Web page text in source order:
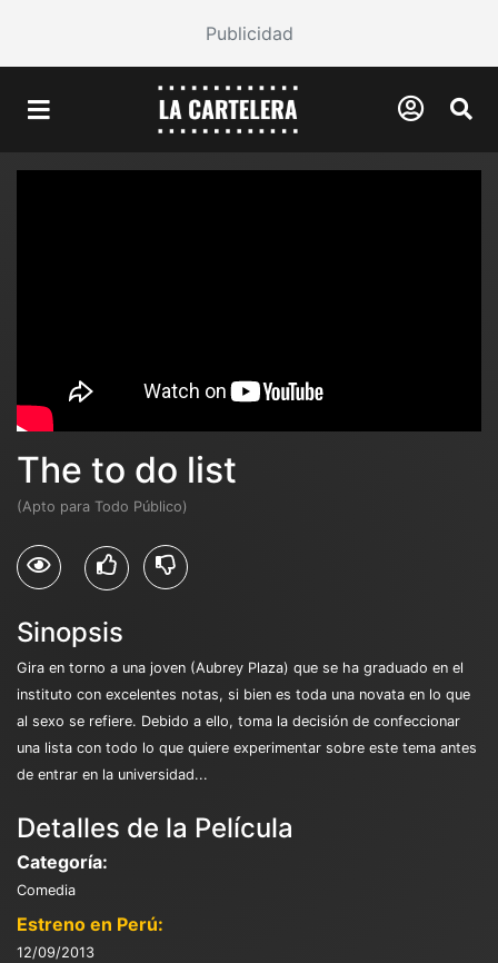
Publicidad
The to do list
(Apto para Todo Público)
Sinopsis
Gira en torno a una joven (Aubrey Plaza) que se ha graduado en el
instituto con excelentes notas, si bien es toda una novata en lo que
al sexo se refiere. Debido a ello, toma la decisión de confeccionar
una lista con todo lo que quiere experimentar sobre este tema antes
de entrar en la universidad...
Detalles de la Película
Categoría:
Comedia
Estreno en Perú:
12/09/2013